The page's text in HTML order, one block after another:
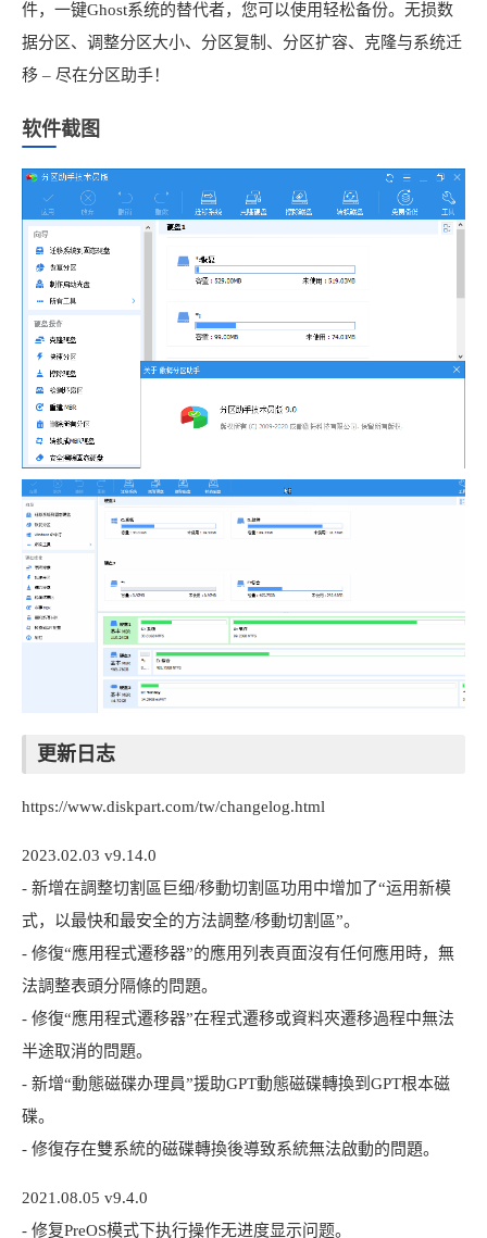
件，一键Ghost系统的替代者，您可以使用轻松备份。无损数
据分区、调整分区大小、分区复制、分区扩容、克隆与系统迁
移 – 尽在分区助手！
软件截图
更新日志
https://www.diskpart.com/tw/changelog.html
2023.02.03 v9.14.0
- 新增在調整切割區巨细/移動切割區功用中增加了“运用新模
式，以最快和最安全的方法調整/移動切割區”。
- 修復“應用程式遷移器”的應用列表頁面沒有任何應用時，無
法調整表頭分隔條的問題。
- 修復“應用程式遷移器”在程式遷移或資料夾遷移過程中無法
半途取消的問題。
- 新增“動態磁碟办理員”援助GPT動態磁碟轉換到GPT根本磁
碟。
- 修復存在雙系統的磁碟轉換後導致系統無法啟動的問題。
2021.08.05 v9.4.0
- 修复PreOS模式下执行操作无进度显示问题。